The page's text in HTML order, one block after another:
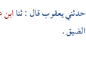
حدثنييعقوبقال : ثناابن
الضيق .